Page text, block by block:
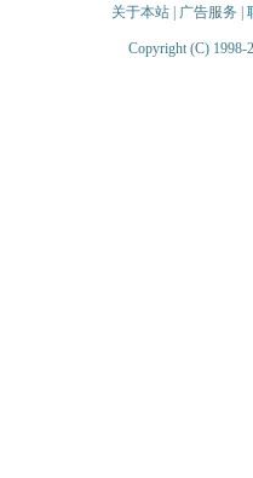
关于本站| 广告服务
Copyright (C) 1998-